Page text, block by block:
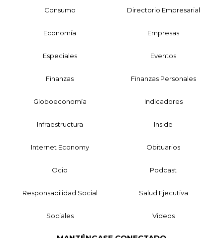
Consumo Directorio Empresarial
Economía Empresas
Especiales Eventos
Finanzas Finanzas Personales
Globoeconomía Indicadores
Infraestructura Inside
Internet Economy Obituarios
Ocio Podcast
Responsabilidad Social Salud Ejecutiva
Sociales Videos